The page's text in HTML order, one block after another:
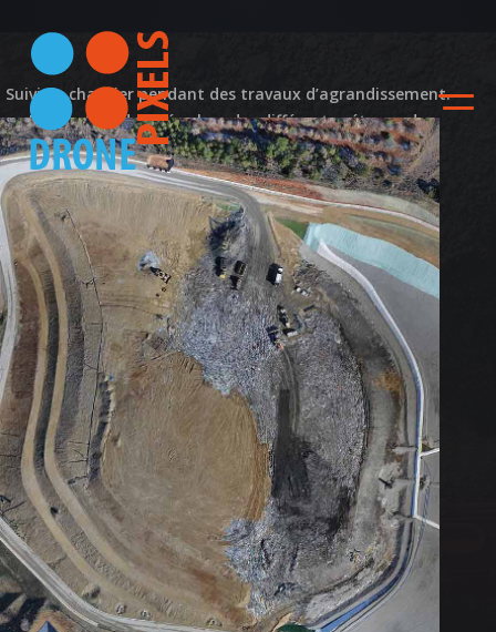
ACCUEIL
NOS DIFFERENTES
PRESTATIONS
NOS REALISATIONS
QUI EST DERRIERE
NOUS CONTACTER
Suivi vidéo de
l’agrandissement de la
décharge – CSDU04
Actualité
Suivi de chantier pendant des travaux d’agrandissement.
Réalisation de vidéos lors des différentes étapes du
chantier et orthophotographie de l’ensemble.